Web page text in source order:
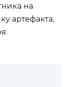
на
артефакта,